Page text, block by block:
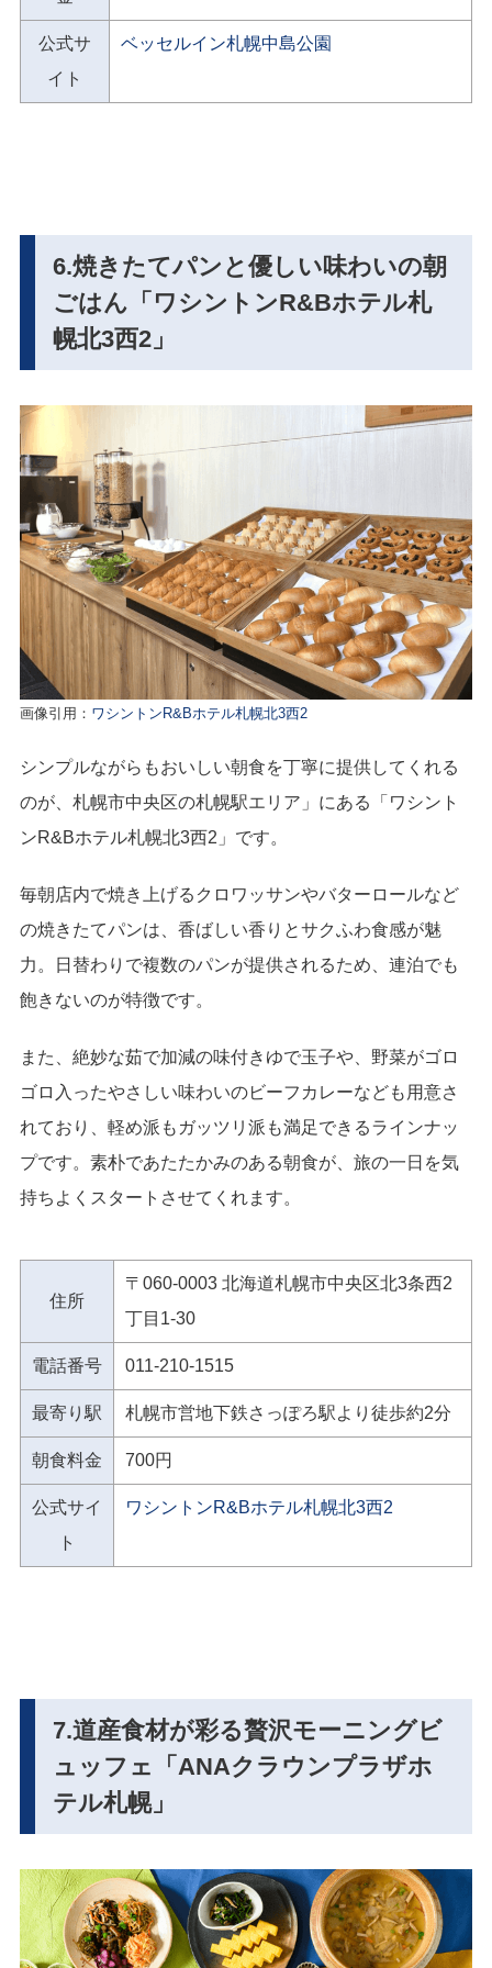
公式サ
イト
ベッセルイン札幌中島公園
6.焼きたてパンと優しい味わいの朝
ごはん「ワシントンR&Bホテル札
幌北3西2」
画像引用： ワシントンR&Bホテル札幌北3西2
シンプルながらもおいしい朝食を丁寧に提供してくれる
のが、札幌市中央区の札幌駅エリア」にある「ワシント
ンR&Bホテル札幌北3西2」です。
毎朝店内で焼き上げるクロワッサンやバターロールなど
の焼きたてパンは、香ばしい香りとサクふわ食感が魅
力。日替わりで複数のパンが提供されるため、連泊でも
飽きないのが特徴です。
また、絶妙な茹で加減の味付きゆで玉子や、野菜がゴロ
ゴロ入ったやさしい味わいのビーフカレーなども用意さ
れており、軽め派もガッツリ派も満足できるラインナッ
プです。素朴であたたかみのある朝食が、旅の一日を気
持ちよくスタートさせてくれます。
住所
〒060-0003 北海道札幌市中央区北3条西2
丁目1-30
電話番号 011-210-1515
最寄り駅 札幌市営地下鉄さっぽろ駅より徒歩約2分
朝食料金 700円
公式サイ
ト
ワシントンR&Bホテル札幌北3西2
7.道産食材が彩る贅沢モーニングビ
ュッフェ「ANAクラウンプラザホ
テル札幌」